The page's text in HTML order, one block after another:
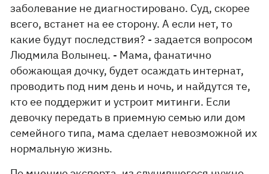
заболевание не диагностировано. Суд, скорее
всего, встанет на ее сторону. А если нет, то
какие будут последствия? - задается вопросом
Людмила Волынец. - Мама, фанатично
обожающая дочку, будет осаждать интернат,
проводить под ним день и ночь, и найдутся те,
кто ее поддержит и устроит митинги. Если
девочку передать в приемную семью или дом
семейного типа, мама сделает невозможной их
нормальную жизнь.